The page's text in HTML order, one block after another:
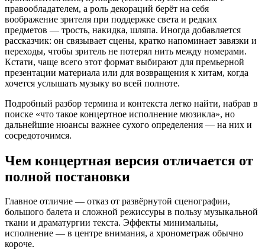
правообладателем, а роль декораций берёт на себя
воображение зрителя при поддержке света и редких
предметов — трость, накидка, шляпа. Иногда добавляется
рассказчик: он связывает сцены, кратко напоминает завязки и
переходы, чтобы зритель не потерял нить между номерами.
Кстати, чаще всего этот формат выбирают для премьерной
презентации материала или для возвращения к хитам, когда
хочется услышать музыку во всей полноте.
Подробный разбор термина и контекста легко найти, набрав в
поиске «что такое концертное исполнение мюзикла», но
дальнейшие нюансы важнее сухого определения — на них и
сосредоточимся.
Чем концертная версия отличается от
полной постановки
Главное отличие — отказ от развёрнутой сценографии,
большого балета и сложной режиссуры в пользу музыкальной
ткани и драматургии текста. Эффекты минимальны,
исполнение — в центре внимания, а хронометраж обычно
короче.